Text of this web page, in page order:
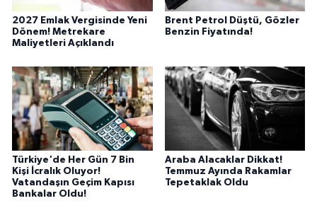
2027 Emlak Vergisinde Yeni
Dönem! Metrekare
Maliyetleri Açıklandı
Brent Petrol Düştü, Gözler
Benzin Fiyatında!
Türkiye'de Her Gün 7 Bin
Kişi İcralık Oluyor!
Vatandaşın Geçim Kapısı
Bankalar Oldu!
Araba Alacaklar Dikkat!
Temmuz Ayında Rakamlar
Tepetaklak Oldu